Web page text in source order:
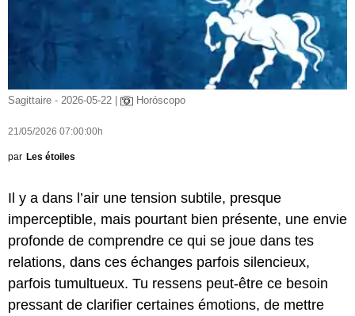
Sagittaire - 2026-05-22 | Horóscopo
21/05/2026 07:00:00h
par Les étoiles
Il y a dans l’air une tension subtile, presque
imperceptible, mais pourtant bien présente, une envie
profonde de comprendre ce qui se joue dans tes
relations, dans ces échanges parfois silencieux,
parfois tumultueux. Tu ressens peut-être ce besoin
pressant de clarifier certaines émotions, de mettre